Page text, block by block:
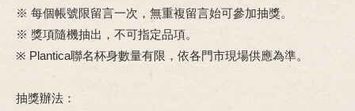
※ 每個帳號限留言一次，無重複留言始可參加抽獎。
※ 獎項隨機抽出，不可指定品項。
※ Plantica聯名杯身數量有限，依各門市現場供應為準。
抽獎辦法：